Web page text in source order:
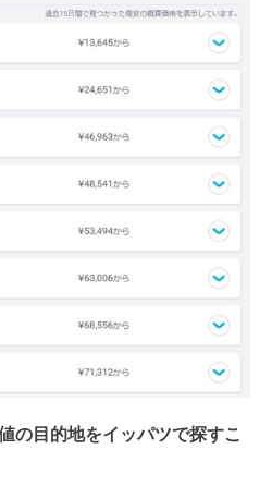
の目的地をイッパツで探すこ